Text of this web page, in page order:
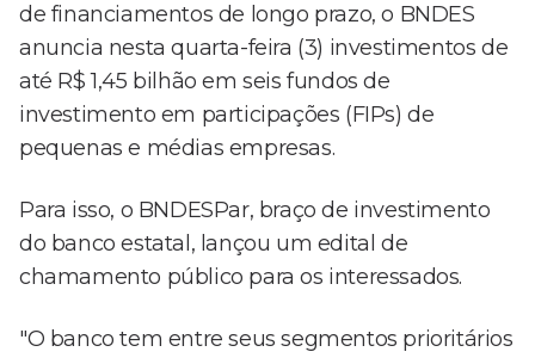
de financiamentos de longo prazo, o BNDES
anuncia nesta quarta-feira (3) investimentos de
até R$ 1,45 bilhão em seis fundos de
investimento em participações (FIPs) de
pequenas e médias empresas.
Para isso, o BNDESPar, braço de investimento
do banco estatal, lançou um edital de
chamamento público para os interessados.
"O banco tem entre seus segmentos prioritários